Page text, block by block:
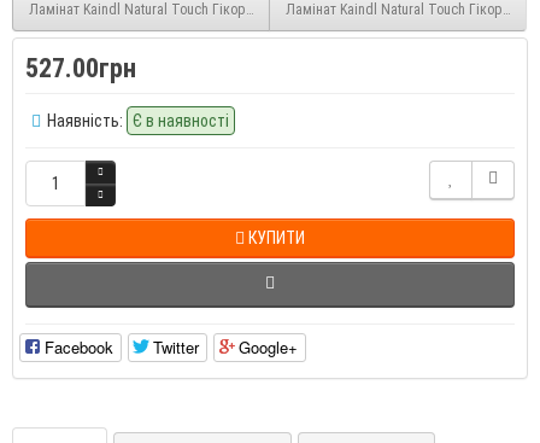
Ламінат Kaindl Natural Touch Гікорі Челсі (Hickory Chelsea 34073) 10 мм 33 клас
Ламінат Kaindl Natural Touch Гікорі
527.00грн
Наявність: Є в наявності
КУПИТИ
Facebook Twitter Google+